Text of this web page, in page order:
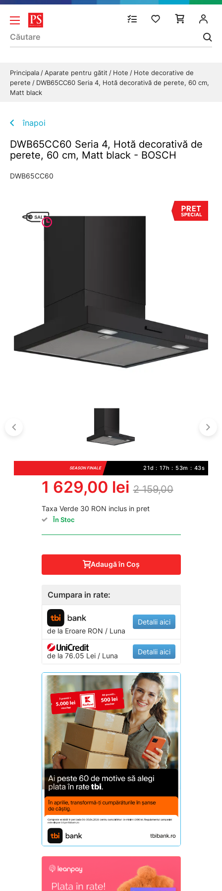
Principala Aparate pentru gătit Hote
Hote decorative de
perete
DWB65CC60 Seria 4, Hotă decorativă de perete, 60 cm,
Matt black
înapoi
DWB65CC60 Seria 4, Hotă decorativă de
perete, 60 cm, Matt black - BOSCH
DWB65CC60
SEASON FINALE 21d : 17h : 53m : 43s
1 629,00 lei 2 159,00
Taxa Verde 30 RON inclus in pret
În Stoc
Adaugă în Coş
Cumpara in rate:
de la EroareRON / Luna
Detalii aici
de la 76.05 Lei / Luna Detalii aici